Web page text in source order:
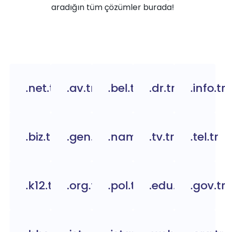
aradığın tüm çözümler burada!
.net.tr .av.tr .bel.tr .dr.tr .info.tr
.biz.tr .gen.tr .name.tr.tv.tr .tel.tr
.k12.tr .org.tc .pol.tr .edu.tr .gov.tr